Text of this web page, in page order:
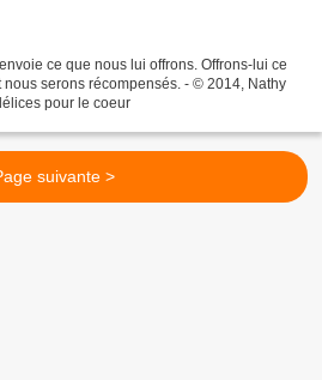
ce que nous lui offrons. Offrons-lui ce
serons récompensés. - © 2014, Nathy
pour le coeur
suivante >